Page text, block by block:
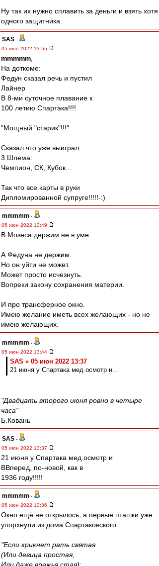
Ну так их нужно сплавить за деньги и взять хотя
одного защитника.
SAS -
05 июн 2022 13:55
mmmmm
На доткоме:
Федун сказал речь и пустил
Лайнер
В 8-ми суточное плавание к
100 летию Спартака!!!!
"Мощный "старик"!!!"
Сказал что уже выиграл
3 Шлема:
Чемпион, СК, Кубок...
Так что все карты в руки
Дипломированной супруге!!!!!-:)
mmmmm -
05 июн 2022 13:49
В.Мозеса держим не в уме.
А Федуна не держим.
Но он уйти не может.
Может просто исчезнуть.
Вопреки закону сохранения материи.
И про трансферное окно.
Имею желание иметь всех желающих - но не
имею желающих.
mmmmm -
05 июн 2022 13:44
SAS » 05 июн 2022 13:37
21 июня у Спартака мед.осмотр и...
"Двадцать второго июня ровно в четыре
часа"
Б.Ковань
SAS -
05 июн 2022 13:37
21 июня у Спартака мед.осмотр и
ВВперед, по-новой, как в
1936 году!!!!!
mmmmm -
05 июн 2022 13:36
Окно ещё не открылось, а первые пташки уже
упорхнули из дома Спартаковского.
"Если крикнет рать святая
(Или девица простая,